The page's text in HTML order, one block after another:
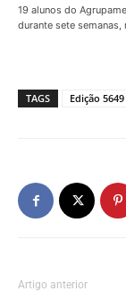
19 alunos do
durante sete semanas,
TAGS Edição 5649
Artigo anterior